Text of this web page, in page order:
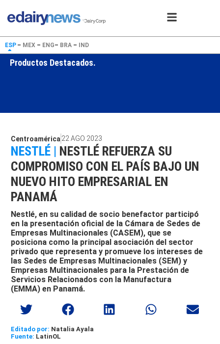
ESP– MEX – ENG– BRA – IND
Productos Destacados.
Centroamérica 22 AGO 2023
NESTLÉ | NESTLÉ REFUERZA SU
COMPROMISO CON EL PAÍS BAJO UN
NUEVO HITO EMPRESARIAL EN
PANAMÁ
Nestlé, en su calidad de socio benefactor participó
en la presentación oficial de la Cámara de Sedes de
Empresas Multinacionales (CASEM), que se
posiciona como la principal asociación del sector
privado que representa y promueve los intereses de
las Sedes de Empresas Multinacionales (SEM) y
Empresas Multinacionales para la Prestación de
Servicios Relacionados con la Manufactura
(EMMA) en Panamá.
Editado por: Natalia Ayala
LatinOL